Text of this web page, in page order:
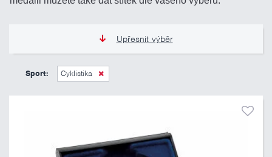
Upřesnit výběr
39 Kč
Sport: Cyklistika